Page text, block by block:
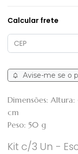
Calcular frete
Avise-me se o
Dimensões:
cm
Peso: 50 g
Kit c/3 Un -